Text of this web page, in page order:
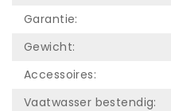
Garantie:
Gewicht:
Accessoires:
Vaatwasser bestendig: